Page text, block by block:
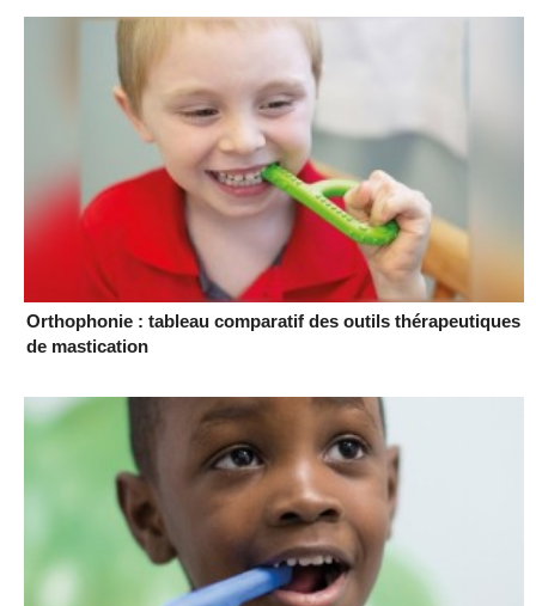
Orthophonie : tableau comparatif des outils thérapeutiques
de mastication